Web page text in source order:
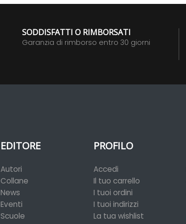
SODDISFATTI O RIMBORSATI
Garanzia di rimborso entro 30 giorni
EDITORE
Autori
Collane
News
Eventi
Scuole
PROFILO
Accedi
Il tuo carrello
I tuoi ordini
I tuoi indirizzi
La tua wishlist